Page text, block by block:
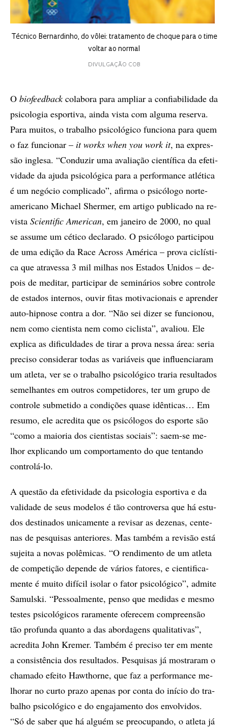
Técnico Bernardinho, do vôlei: tratamento de choque para o time
voltar ao normal
DIVULGAÇÃO COB
O bi­o­fe­ed­backco­la­bo­ra para am­pli­ar a con­fi­a­bi­li­da­de da
psi­co­lo­gia es­por­ti­va, ain­da vis­ta com al­gu­ma re­ser­va.
Para mu­i­tos, o tra­ba­lho psi­co­ló­gi­co fun­ci­o­na para quem
o faz fun­ci­o­nar – it works when you work it, na ex­pres­
são in­gle­sa. “Con­du­zir uma ava­li­a­ção ci­en­tí­fi­ca da efe­ti­
vi­da­de da aju­da psi­co­ló­gi­ca pa­ra a per­for­man­ce atlé­ti­ca
é um ne­gó­cio com­pli­ca­do”, afir­ma o psi­có­lo­go nor­te-
ame­ri­ca­no Mi­chael Sher­mer, em ar­ti­go pu­bli­ca­do na re­
vis­ta Sci­en­ti­fic Ame­ri­can, em ja­nei­ro de 2000, no qual
se as­su­me um cé­ti­co de­cla­ra­do. O psi­có­lo­go par­ti­ci­pou
de uma edi­ção da Race Across Amé­ri­ca – pro­va ci­clís­ti­
ca que atra­ves­sa 3 mil mi­lhas nos Es­ta­dos Uni­dos – de­
pois de me­­di­tar, par­ti­ci­par de se­mi­ná­ri­os so­bre con­tro­le
de es­ta­dos in­ter­nos, ou­vir fi­tas mo­ti­va­ci­o­nais e apren­der
auto-hip­no­se con­tra a dor. “Não sei di­zer se fun­ci­o­nou,
nem como ci­en­tis­ta nem como ci­clis­ta”, ava­li­ou. Ele
ex­pli­ca as di­fi­cul­da­des de ti­rar a pro­va nes­sa área: se­ria
pre­ci­so con­si­de­rar to­das as va­ri­á­veis que in­flu­en­ci­a­ram
um atle­ta, ver se o tra­ba­lho psi­co­ló­gi­co tra­­ria re­sul­ta­dos
se­me­lhan­tes em ou­tros com­pe­ti­do­res, ter um gru­po de
con­tro­le sub­me­ti­do a con­di­çõ­es qua­­se idên­ti­cas… Em
re­su­mo, ele acre­di­ta que os psi­có­lo­gos do es­por­te são
“como a mai­o­ria dos ci­en­tis­tas so­ci­ais”: saem-se me­
lhor ex­pli­can­do um com­por­ta­men­­to do que ten­tan­do
con­tro­lá-lo.
A ques­tão da efe­ti­vi­da­de da psi­co­lo­gia es­por­ti­va e da
va­li­da­de de seus mo­de­los é tão con­tro­ver­sa que há es­tu­
dos des­ti­na­dos uni­ca­men­te a re­vi­sar as de­ze­nas, cen­te­
nas de pes­qui­sas an­te­ri­o­res. Mas tam­bém a re­vi­são está
su­jei­ta a no­vas po­lê­mi­cas. “O ren­di­men­to de um atle­ta
de com­pe­ti­ção de­pen­de de vá­ri­os fa­to­res, e ci­en­ti­fi­ca­
men­te é mu­i­to di­fí­cil iso­lar o fa­tor psi­co­ló­gi­co”, ad­mi­te
Sa­muls­ki. “Pes­so­al­men­te, pen­so que me­di­das e mes­mo
tes­tes psi­co­ló­gi­cos ra­ra­men­te ofe­re­cem com­pre­en­são
tão pro­fun­da quan­to a das abor­da­gens qua­li­ta­ti­vas”,
acre­di­ta John Kre­mer. Tam­bém é pre­ci­so ter em men­te
a con­sis­tên­cia dos re­sul­ta­dos. Pes­qui­sas já mos­tra­ram o
cha­ma­do efei­to Haw­thor­ne, que faz a per­for­man­ce me­
lho­rar no cur­to pra­zo ape­nas por con­ta do iní­cio do tra­
ba­lho psi­co­ló­gi­co e do en­ga­ja­men­to dos en­vol­vi­dos.
“Só de sa­ber que há al­guém se pre­o­cu­pan­do, o atle­ta já